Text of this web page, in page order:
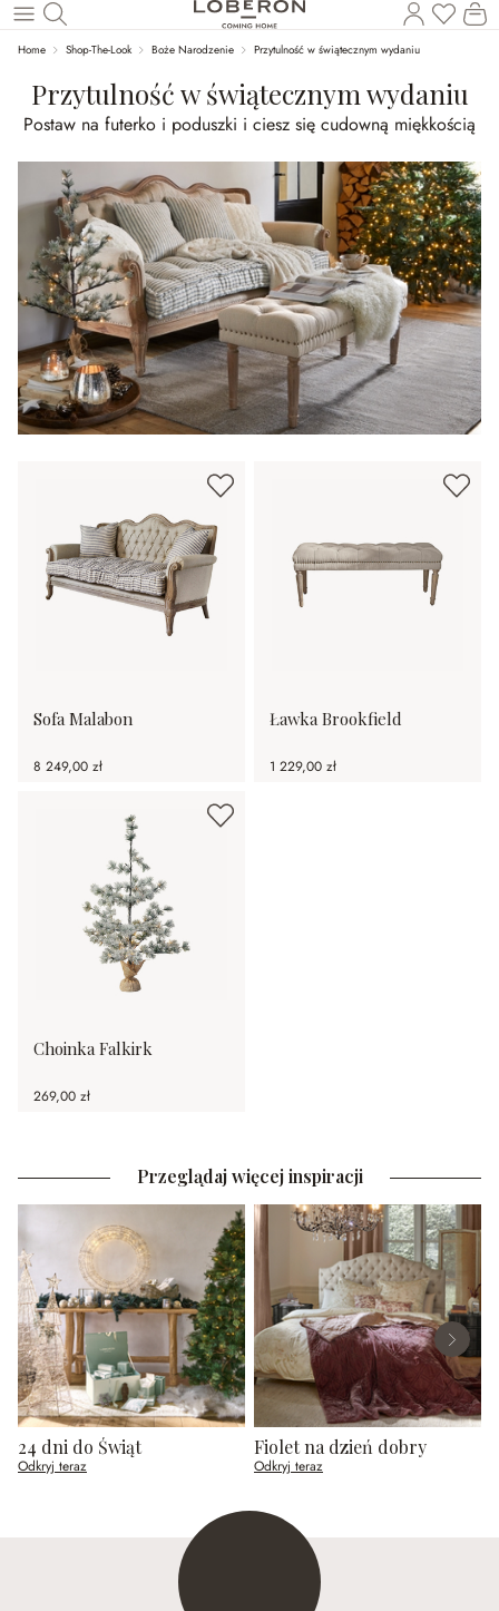
Wróć do wątku głównego
Masz
Home Shop-The-Look Boże Narodzenie Przytulność w świątecznym wydaniu
Przytulność w świątecznym wydaniu
Postaw na futerko i poduszki i ciesz się cudowną miękkością
Sofa Malabon
8 249,00 zł
Ławka Brookfield
1 229,00 zł
Choinka Falkirk
269,00 zł
Przeglądaj więcej inspiracji
24 dni do Świąt
Odkryj teraz
Fiolet na dzień dobry
Odkryj teraz